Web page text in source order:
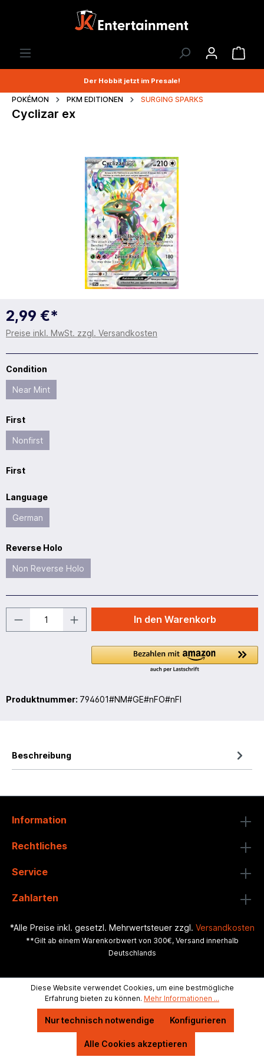
Der Hobbit jetzt im Presale!
POKÉMON PKM EDITIONEN SURGING SPARKS
Cyclizar ex
2,99 €*
Preise inkl. MwSt. zzgl. Versandkosten
Condition
Near Mint
First
Nonfirst
First
Language
German
Reverse Holo
Non Reverse Holo
In den Warenkorb
Produktnummer: 794601#NM#GE#nFO#nFI
Beschreibung
Information
Rechtliches
Service
Zahlarten
*Alle Preise inkl. gesetzl. Mehrwertsteuer zzgl. Versandkosten
**Gilt ab einem Warenkorbwert von 300€, Versand innerhalb
Deutschlands
Diese Website verwendet Cookies, um eine bestmögliche
Erfahrung bieten zu können. Mehr Informationen ...
Nur technisch notwendige Konfigurieren
Alle Cookies akzeptieren